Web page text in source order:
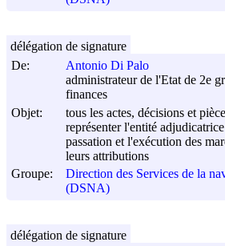
De:
Antonio Di Palo
administrateur de l'Etat de 2e
finances
Objet:
tous les actes, décisions et
représenter l'entité
passation et l'exécution des
leurs attributions
Groupe:
Direction des Services de la
(DSNA)
délégation de signature
délégation de signature